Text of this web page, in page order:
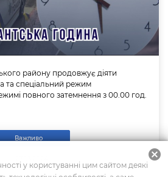
району продовжує діяти
та спеціальний режим
повного затемнення з 00.00 год.
Важливо
у користуванні цим сайтом деякі
cancel